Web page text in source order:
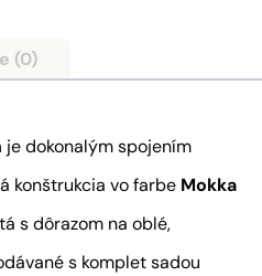
(0)
je dokonalým spojením
konštrukcia vo farbe Mokka
s dôrazom na oblé,
s komplet sadou